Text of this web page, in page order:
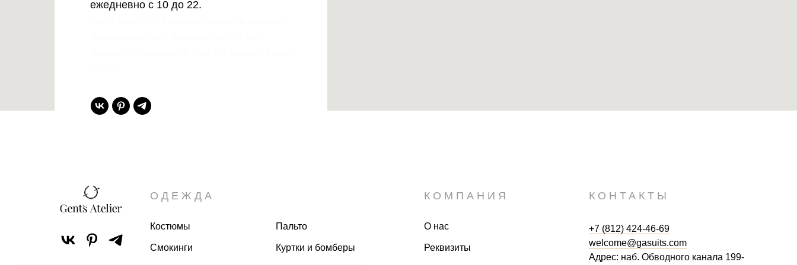
ежедневно с 10 до 22.
ОДЕЖДА
Костюмы
Смокинги
Пальто
КОНТАКТЫ
+7 (812) 424-46-69
welcome@gasuits.com
Адрес: наб. Обводного канала 199-
Куртки и бомберы
КОМПАНИЯ
О нас
Реквизиты